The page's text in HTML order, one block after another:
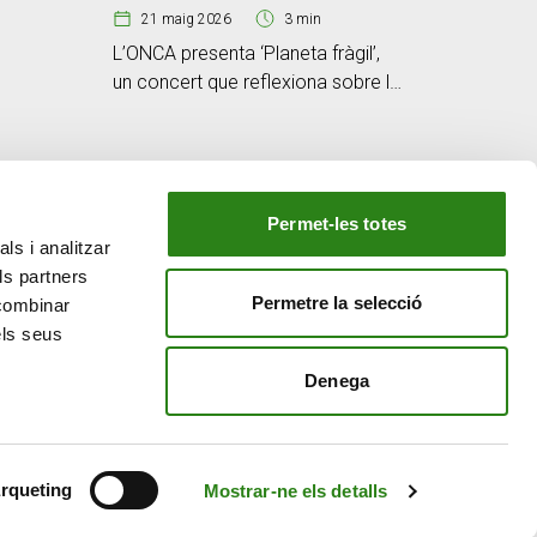
i analitzar
partners
seus
Mostrar-ne els detalls
Permet-les totes
Permetre la selecció
Denega
21 maig 2026 3 min
L’ONCA presenta ‘Planeta fràgil’,
un concert que reflexiona sobre la
EL NOSTRE GRUP
Creand Wealth Management EE. UU.